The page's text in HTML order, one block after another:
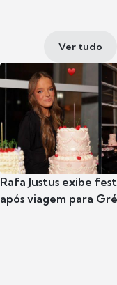
Ver tudo
Rafa Justus exibe
após viagem para